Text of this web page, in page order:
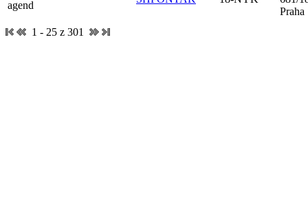
agend
Praha
1 - 25 z 301